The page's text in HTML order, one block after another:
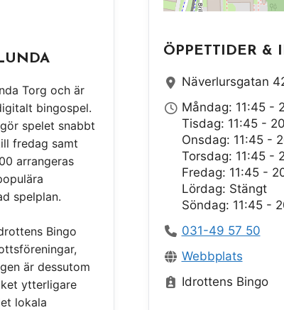
Torg och är
bingospel.
spelet snabbt
fredag samt
arrangeras
spelplan.
Bingo
är dessutom
ytterligare
lokala
ÖPPETTIDER &
Näverlursgatan
Måndag: 11:45 -
Tisdag: 11:45 -
Onsdag: 11:45 -
Torsdag: 11:45 -
Fredag: 11:45 -
Lördag: Stängt
Söndag: 11:45 -
031-49 57 50
Webbplats
Idrottens Bingo